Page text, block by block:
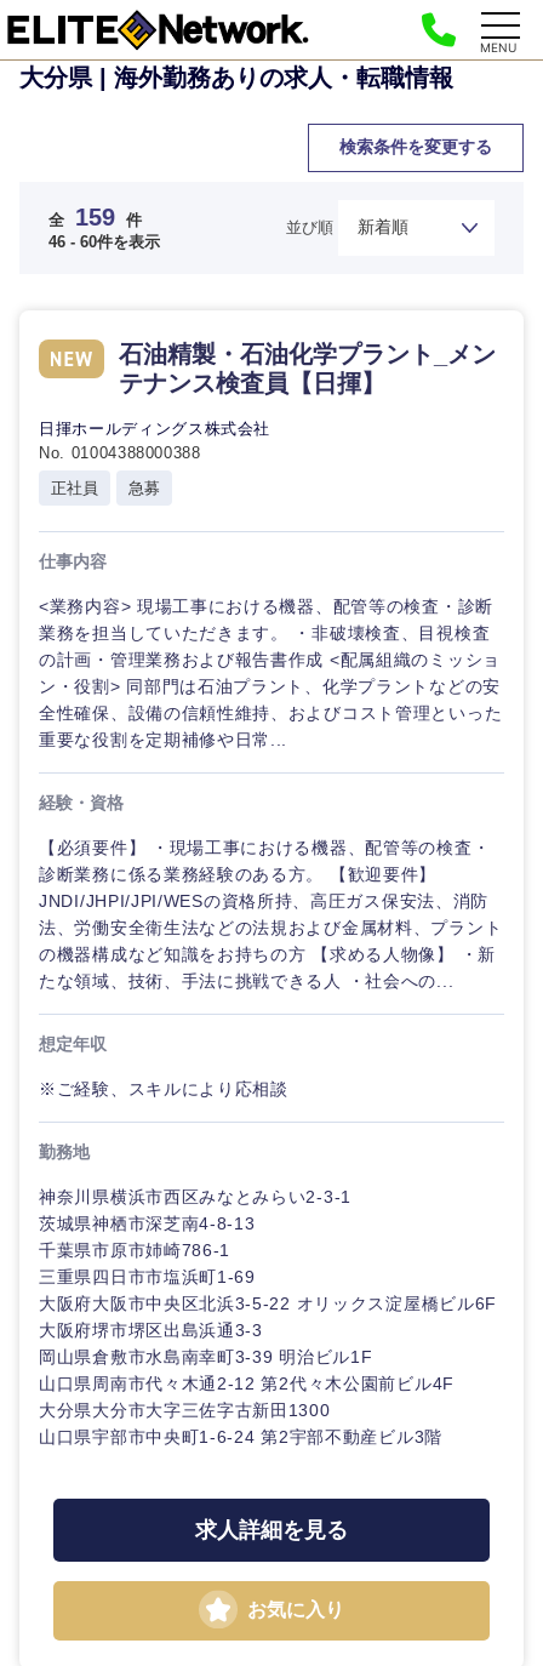
MENU
大分県 | 海外勤務ありの求人・転職情報
検索条件を変更する
ご希望の職種を選択してください
画・事業
企画
経営ボー
ド
管理
SCM
人事
マーケテ
ィング
すべての経営企画・事業企
M&A・事業投資
経営企画
政策渉外
ご希望の職種を選択してください
経営ボード
管理
人事
マーケティング
営業
サービス
コンサルタント
ご希望の業界を選択してください
電気・電子・半導体
素材・化学・金属
食品・化粧品・アパレル・消費財
メディカル・ヘルスケア・ライフサイエンス
建設・不動産
ご希望の勤務地を選択してください
宮城県 山形県
福島県
ご希望条件を入力ください
希望年収
推奨年齢
20代
フリーワード
こだわり条件を入力ください
急募 第二新卒
スタートアップ企
業
全 159 件
46 - 60件を表示
並び順
石油精製・石油化学プラント_メン
テナンス検査員【日揮】
日揮ホールディングス株式会社
No. 01004388000388
正社員
急募
仕事内容
<業務内容> 現場工事における機器、配管等の検査・診断
業務を担当していただきます。 ・非破壊検査、目視検査
の計画・管理業務および報告書作成 <配属組織のミッショ
ン・役割> 同部門は石油プラント、化学プラントなどの安
全性確保、設備の信頼性維持、およびコスト管理といった
重要な役割を定期補修や日常...
経験・資格
【必須要件】 ・現場工事における機器、配管等の検査・
診断業務に係る業務経験のある方。 【歓迎要件】
JNDI/JHPI/JPI/WESの資格所持、高圧ガス保安法、消防
法、労働安全衛生法などの法規および金属材料、プラント
の機器構成など知識をお持ちの方 【求める人物像】 ・新
たな領域、技術、手法に挑戦できる人 ・社会への...
想定年収
※ご経験、スキルにより応相談
勤務地
神奈川県横浜市西区みなとみらい2-3-1
茨城県神栖市深芝南4-8-13
千葉県市原市姉崎786-1
三重県四日市市塩浜町1-69
大阪府大阪市中央区北浜3-5-22 オリックス淀屋橋ビル6F
大阪府堺市堺区出島浜通3-3
岡山県倉敷市水島南幸町3-39 明治ビル1F
山口県周南市代々木通2-12 第2代々木公園前ビル4F
大分県大分市大字三佐字古新田1300
山口県宇部市中央町1-6-24 第2宇部不動産ビル3階
求人詳細を見る
お気に入り